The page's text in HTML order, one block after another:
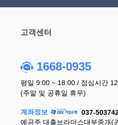
고객센터
1668-0935
평일 9:00 ~ 18:00 / 점심시간
(주말 및 공휴일 휴무)
계좌정보
037-
예금주 대출브라더스대부중개(